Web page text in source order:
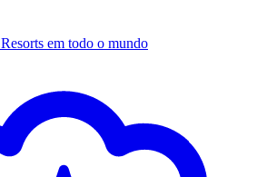
Resorts em todo o mundo